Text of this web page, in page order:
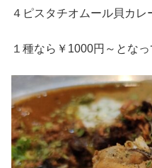
４ピスタチオムール貝カレ
１種なら￥1000円～となっ